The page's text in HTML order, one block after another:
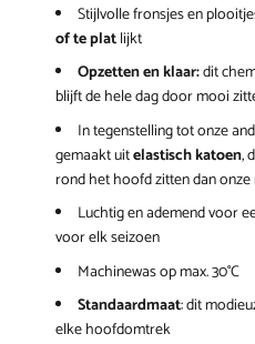
Stijlvolle fronsjes en
of te platlijkt
Opzetten en klaar:dit
blijft de hele dag door mooi
In tegenstelling tot onze
gemaakt uitelastisch katoen,
rond het hoofd zitten dan
Luchtig en ademend voor
voor elk seizoen
Machinewas op max. 30°C
Standaardmaat: dit
elke hoofdomtrek